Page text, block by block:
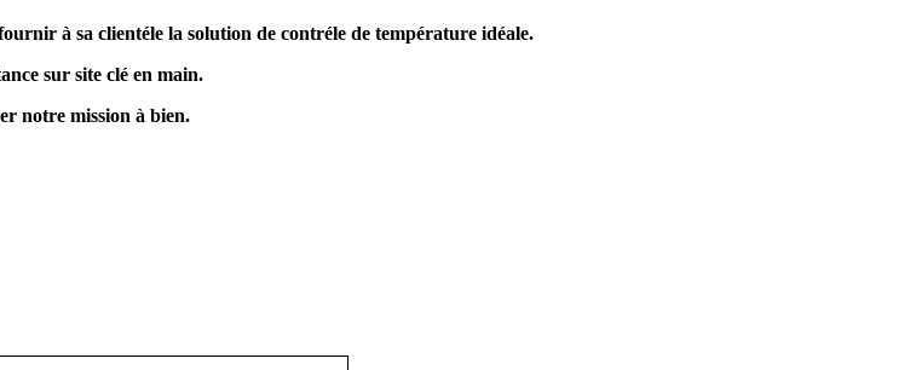
à sa clientéle la solution de contréle de température idéale.
sur site clé en main.
notre mission à bien.